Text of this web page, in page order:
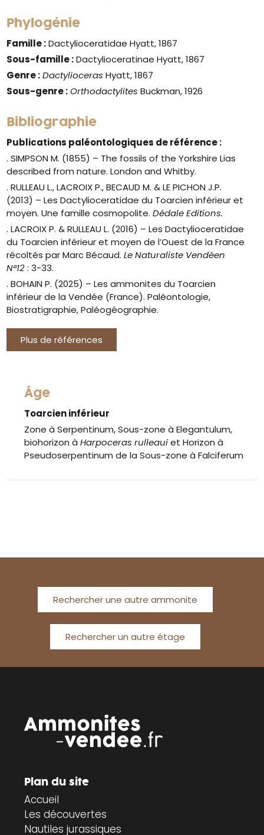
Phylogénie
Famille :Dactylioceratidae Hyatt, 1867
Sous-famille :Dactylioceratinae Hyatt, 1867
Genre : Dactylioceras Hyatt, 1867
Sous-genre : Orthodactylites Buckman, 1926
Bibliographie
Publications paléontologiques de référence :
. SIMPSON M. (1855) – The fossils of the Yorkshire Lias
described from nature. London and Whitby.
. RULLEAU L., LACROIX P., BECAUD M. & LE PICHON J.P.
(2013) – Les Dactylioceratidae du Toarcien inférieur et
moyen. Une famille cosmopolite.Dédale Editions.
. LACROIX P. & RULLEAU L. (2016) – Les Dactylioceratidae
du Toarcien inférieur et moyen de l’Ouest de la France
récoltés par Marc Bécaud.Le Naturaliste Vendéen
N°12: 3-33.
. BOHAIN P. (2025) – Les ammonites du Toarcien
inférieur de la Vendée (France). Paléontologie,
Biostratigraphie, Paléogéographie.
Plus de références
Âge
Toarcien inférieur
Zone à Serpentinum, Sous-zone à Elegantulum,
biohorizon àHarpoceras rulleauiet Horizon à
Pseudoserpentinum de la Sous-zone à Falciferum
Rechercher une autre ammonite
Rechercher un autre étage
Plan du site
Accueil
Les découvertes
Nautiles jurassiques